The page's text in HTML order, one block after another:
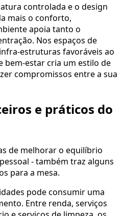
controlada e o design
mais o conforto,
apoia tanto o
Nos espaços de
estruturas favoráveis ao
bem-estar cria um estilo de
compromissos entre a sua
e práticos do
de melhorar o equilíbrio
- também traz alguns
para a mesa.
pode consumir uma
Entre renda, serviços